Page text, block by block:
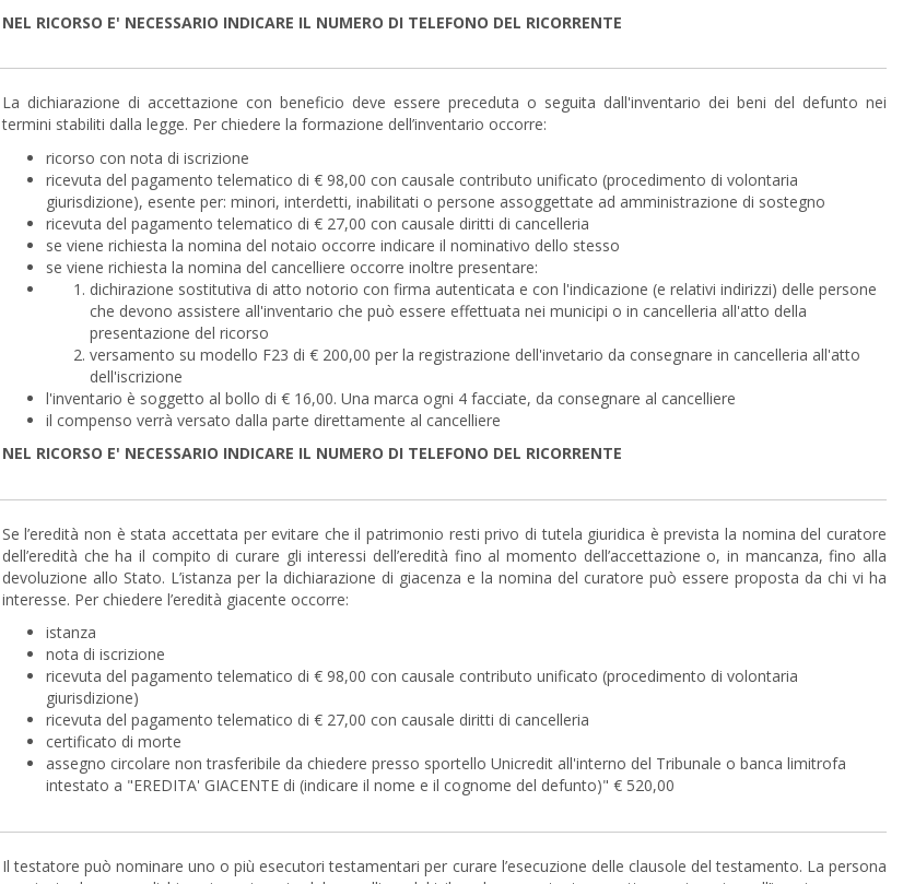
NEL RICORSO E' NECESSARIO INDICARE IL NUMERO DI TELEFONO DEL RICORRENTE
La dichiarazione di accettazione con beneficio deve essere preceduta o seguita dall'inventario dei beni del defunto nei
termini stabiliti dalla legge. Per chiedere la formazione dell’inventario occorre:
ricorso con nota di iscrizione
ricevuta del pagamento telematico di € 98,00 con causale contributo unificato (procedimento di volontaria
giurisdizione), esente per: minori, interdetti, inabilitati o persone assoggettate ad amministrazione di sostegno
ricevuta del pagamento telematico di € 27,00 con causale diritti di cancelleria
se viene richiesta la nomina del notaio occorre indicare il nominativo dello stesso
se viene richiesta la nomina del cancelliere occorre inoltre presentare:
dichirazione sostitutiva di atto notorio con firma autenticata e con l'indicazione (e relativi indirizzi) delle persone
che devono assistere all'inventario che può essere effettuata nei municipi o in cancelleria all'atto della
presentazione del ricorso
versamento su modello F23 di € 200,00 per la registrazione dell'invetario da consegnare in cancelleria all'atto
dell'iscrizione
l'inventario è soggetto al bollo di € 16,00. Una marca ogni 4 facciate, da consegnare al cancelliere
il compenso verrà versato dalla parte direttamente al cancelliere
NEL RICORSO E' NECESSARIO INDICARE IL NUMERO DI TELEFONO DEL RICORRENTE
Se l’eredità non è stata accettata per evitare che il patrimonio resti privo di tutela giuridica è prevista la nomina del curatore
dell’eredità che ha il compito di curare gli interessi dell’eredità fino al momento dell’accettazione o, in mancanza, fino alla
devoluzione allo Stato. L’istanza per la dichiarazione di giacenza e la nomina del curatore può essere proposta da chi vi ha
interesse. Per chiedere l’eredità giacente occorre:
istanza
nota di iscrizione
ricevuta del pagamento telematico di € 98,00 con causale contributo unificato (procedimento di volontaria
giurisdizione)
ricevuta del pagamento telematico di € 27,00 con causale diritti di cancelleria
certificato di morte
assegno circolare non trasferibile da chiedere presso sportello Unicredit all'interno del Tribunale o banca limitrofa
intestato a "EREDITA' GIACENTE di (indicare il nome e il cognome del defunto)" € 520,00
Il testatore può nominare uno o più esecutori testamentari per curare l’esecuzione delle clausole del testamento. La persona